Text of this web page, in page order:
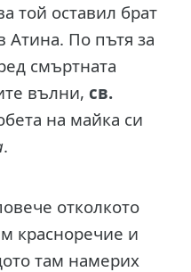
той оставил брат
Атина. По пътя за
смъртната
вълни, св.
на майка си
.
отколкото
красноречие и
там намерих